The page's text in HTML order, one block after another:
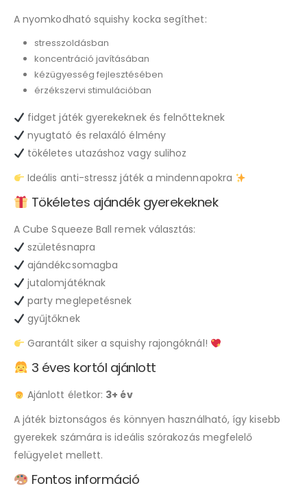
A nyomkodható squishy kocka segíthet:
stresszoldásban
koncentráció javításában
kézügyesség fejlesztésében
érzékszervi stimulációban
fidget játék gyerekeknek és felnőtteknek
nyugtató és relaxáló élmény
tökéletes utazáshoz vagy sulihoz
Ideális anti-stressz játék a mindennapokra
Tökéletes ajándék gyerekeknek
A Cube Squeeze Ball remek választás:
születésnapra
ajándékcsomagba
jutalomjátéknak
party meglepetésnek
gyűjtőknek
Garantált siker a squishy rajongóknál!
3 éves kortól ajánlott
Ajánlott életkor: 3+ év
A játék biztonságos és könnyen használható, így kisebb
gyerekek számára is ideális szórakozás megfelelő
felügyelet mellett.
Fontos információ